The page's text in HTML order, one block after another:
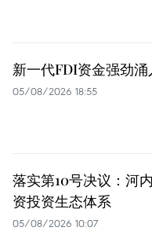
新一代FDI资金强劲涌
05/08/2026 18:55
落实第10号决议：河
资投资生态体系
05/08/2026 10:07